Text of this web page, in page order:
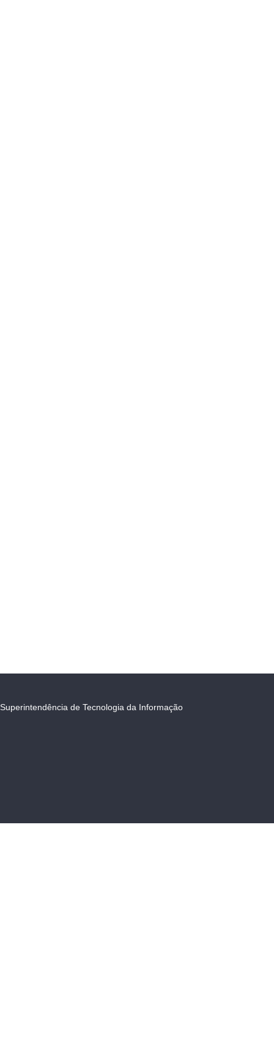
Superintendência de Tecnologia da Informação